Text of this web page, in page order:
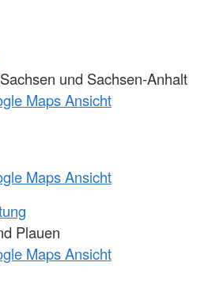
und Sachsen-Anhalt
Maps Ansicht
Maps Ansicht
Plauen
Maps Ansicht